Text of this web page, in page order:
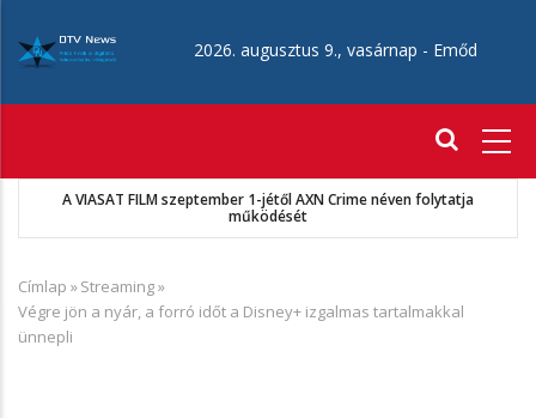
tartalomra
2026. augusztus 9., vasárnap - Emőd
MKSZ-Sport TV megállapodás
Morzsa
Címlap »Streaming»
Végre jön a nyár, a forró időt a Disney+ izgalmas tartalmakkal
ünnepli